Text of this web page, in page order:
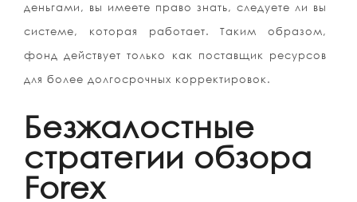
деньгами, вы имеете право знать, следуете ли вы
системе, которая работает. Таким образом,
фонд действует только как поставщик ресурсов
для более долгосрочных корректировок.
Безжалостные
стратегии обзора
Forex